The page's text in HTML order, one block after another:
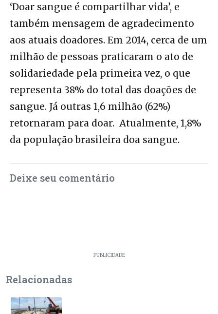
‘Doar sangue é compartilhar vida’, e
também mensagem de agradecimento
aos atuais doadores. Em 2014, cerca de um
milhão de pessoas praticaram o ato de
solidariedade pela primeira vez, o que
representa 38% do total das doações de
sangue. Já outras 1,6 milhão (62%)
retornaram para doar. Atualmente, 1,8%
da população brasileira doa sangue.
Deixe seu comentário
PUBLICIDADE
Relacionadas